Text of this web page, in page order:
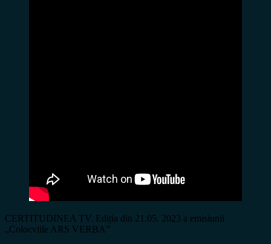
CERTITUDINEA TV. Ediția din 21.05. 2023 a emisiunii
„Colocviile ARS VERBA”